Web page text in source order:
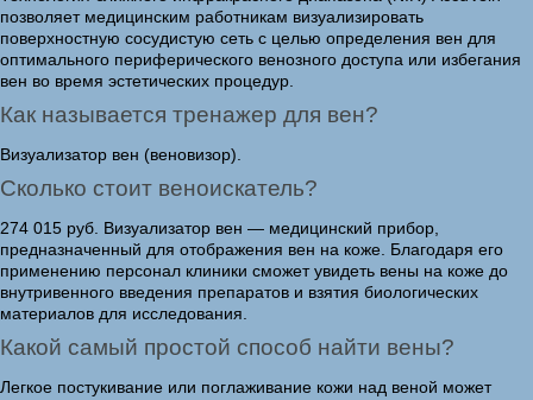
позволяет медицинским работникам визуализировать
поверхностную сосудистую сеть с целью определения вен для
оптимального периферического венозного доступа или избегания
вен во время эстетических процедур.
Как называется тренажер для вен?
Визуализатор вен (веновизор).
Сколько стоит веноискатель?
274 015 руб. Визуализатор вен — медицинский прибор,
предназначенный для отображения вен на коже. Благодаря его
применению персонал клиники сможет увидеть вены на коже до
внутривенного введения препаратов и взятия биологических
материалов для исследования.
Какой самый простой способ найти вены?
Легкое постукивание или поглаживание кожи над веной может